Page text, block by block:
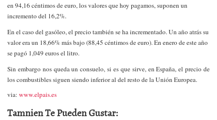
en 94,16 céntimos de euro, los valores que hoy pagamos, suponen un
incremento del 16,2%.
En el caso del gasóleo, el precio también se ha incrementado. Un año atrás su
valor era un 18,66% más bajo (88,45 céntimos de euro). En enero de este año
se pagó 1,049 euros el litro.
Sin embargo nos queda un consuelo, si es que sirve, en España, el precio de
los combustibles siguen siendo inferior al del resto de la Unión Europea.
via: www.elpais.es
Tamnien Te Pueden Gustar: